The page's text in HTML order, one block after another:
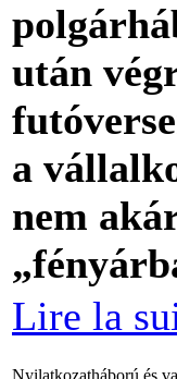
után
a
nem
Lire la
Nyilatkozatháború és